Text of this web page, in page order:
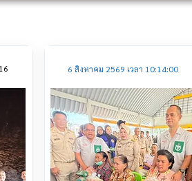
ะชาสัมพันธ์
6 สิงหาคม 2569 เวลา 10:14:00